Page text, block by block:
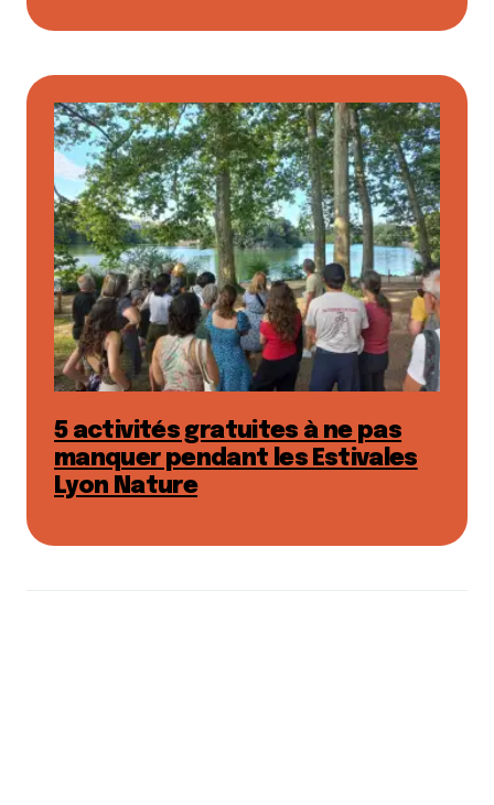
5 activités gratuites à ne pas
manquer pendant les Estivales
Lyon Nature